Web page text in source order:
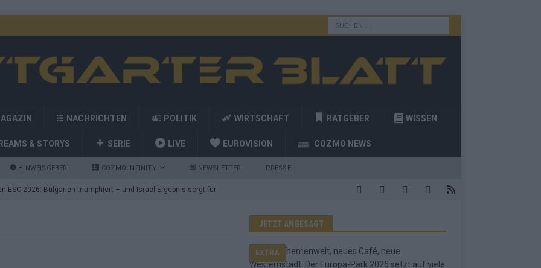
NACHRICHTEN POLITIK WIRTSCHAFT RATGEBER WISSEN
& STORYS SERIE LIVE EUROVISION COZMO NEWS
HINWEISGEBER COZMO INFINITY NEWSLETTER PRESSE
ESC 2026: Bulgarien triumphiert – und Israel-Ergebnis sorgt für
Showacts im ESC-Finale 2026 in Wien
JETZT ANGESAGT
EXTRA